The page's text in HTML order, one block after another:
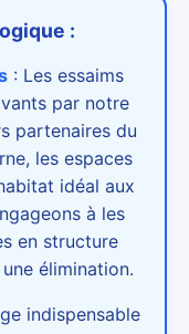
:
: Les essaims
par notre
partenaires du
les espaces
idéal aux
à les
en structure
élimination.
indispensable